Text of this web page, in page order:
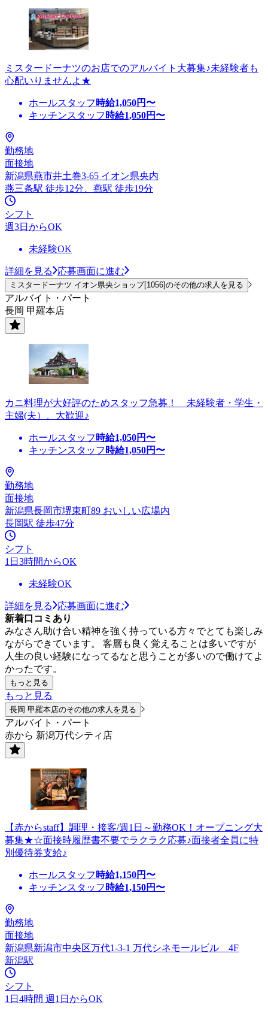
ミスタードーナツのお店でのアルバイト大募集♪未経験者も
心配いりませんよ★
ホールスタッフ 時給1,050円〜
キッチンスタッフ 時給1,050円〜
勤務地
面接地
新潟県燕市井土巻3-65 イオン県央内
燕三条駅 徒歩12分、燕駅 徒歩19分
シフト
週3日からOK
未経験OK
詳細を見る 応募画面に進む
ミスタードーナツ イオン県央ショップ[1056]のその他の求人を見る
アルバイト・パート
長岡 甲羅本店
カニ料理が大好評のためスタッフ急募！ 未経験者・学生・
主婦(夫）、大歓迎♪
ホールスタッフ 時給1,050円〜
キッチンスタッフ 時給1,050円〜
勤務地
面接地
新潟県長岡市堺東町89 おいしい広場内
長岡駅 徒歩47分
シフト
1日3時間からOK
未経験OK
詳細を見る
応募画面に進む
新着口コミあり
みなさん助け合い精神を強く持っている方々でとても楽しみ
ながらできています。 客層も良く覚えることは多いですが
人生の良い経験になってるなと思うことが多いので働けてよ
かったです。
もっと見る
もっと見る
長岡 甲羅本店のその他の求人を見る
アルバイト・パート
赤から 新潟万代シティ店
【赤からstaff】調理・接客/週1日～勤務OK！オープニング大
募集★☆面接時履歴書不要でラクラク応募♪面接者全員に特
別優待券支給♪
ホールスタッフ 時給1,150円〜
キッチンスタッフ 時給1,150円〜
勤務地
面接地
新潟県新潟市中央区万代1-3-1 万代シネモールビル 4F
新潟駅
シフト
1日4時間 週1日からOK